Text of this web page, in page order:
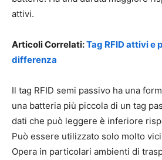
attivi.
Articoli Correlati:Tag RFID attivi e
differenza
Il tag RFID semi passivo ha una
una batteria più piccola di un tag
dati che può leggere è inferiore
Può essere utilizzato solo molto
Opera in particolari ambienti di